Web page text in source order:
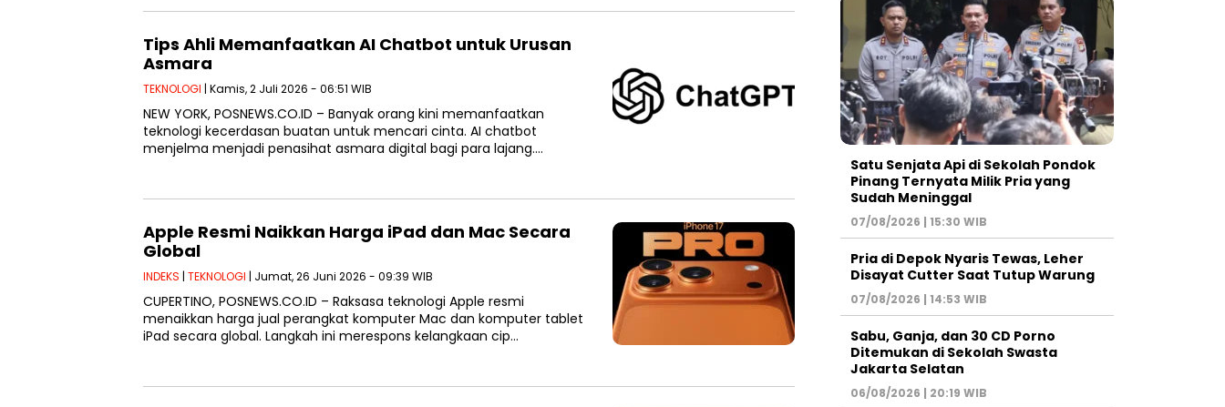
Tips Ahli Memanfaatkan AI Chatbot untuk Urusan
Asmara
TEKNOLOGI | Kamis, 2 Juli 2026 - 06:51 WIB
NEW YORK, POSNEWS.CO.ID – Banyak orang kini memanfaatkan
teknologi kecerdasan buatan untuk mencari cinta. AI chatbot
menjelma menjadi penasihat asmara digital bagi para lajang….
Apple Resmi Naikkan Harga iPad dan Mac Secara
Global
INDEKS | TEKNOLOGI | Jumat, 26 Juni 2026 - 09:39 WIB
CUPERTINO, POSNEWS.CO.ID – Raksasa teknologi Apple resmi
menaikkan harga jual perangkat komputer Mac dan komputer tablet
iPad secara global. Langkah ini merespons kelangkaan cip…
Satu Senjata Api di Sekolah Pondok
Pinang Ternyata Milik Pria yang
Sudah Meninggal
07/08/2026 | 15:30 WIB
Pria di Depok Nyaris Tewas, Leher
Disayat Cutter Saat Tutup Warung
07/08/2026 | 14:53 WIB
Sabu, Ganja, dan 30 CD Porno
Ditemukan di Sekolah Swasta
Jakarta Selatan
06/08/2026 | 20:19 WIB